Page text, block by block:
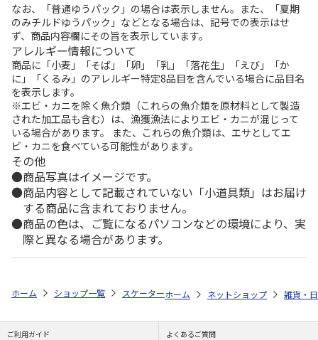
なお、「普通ゆうパック」の場合は表示しません。また、「夏期
のみチルドゆうパック」などとなる場合は、記号での表示はせ
ず、商品内容欄にその旨を表示しています。
アレルギー情報について
商品に「小麦」「そば」「卵」「乳」「落花生」「えび」「か
に」「くるみ」のアレルギー特定8品目を含んでいる場合に品目名
を表示します。
※エビ・カニを除く魚介類（これらの魚介類を原材料として製造
された加工品も含む）は、漁獲漁法によりエビ・カニが混じって
いる場合があります。 また、これらの魚介類は、エサとしてエ
ビ・カニを食べている可能性があります。
その他
商品写真はイメージです。
商品内容として記載されていない「小道具類」はお届け
する商品に含まれておりません。
商品の色は、ご覧になるパソコンなどの環境により、実
際と異なる場合があります。
ホーム ショップ一覧 スケーター 食洗機対応 2段ふわっと弁当箱
ホーム ネットショップ 雑貨・
ご利用ガイド よくあるご質問